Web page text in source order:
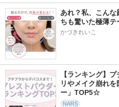
あれ？私、こん
ちも驚いた極薄テ
かづきれいこ
【ランキング】
リやメイク崩れ
ー」TOP5☆
NARS